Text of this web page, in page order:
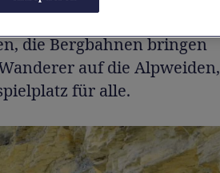
die Bergbahnen bringen
auf die Alpweiden,
für alle.